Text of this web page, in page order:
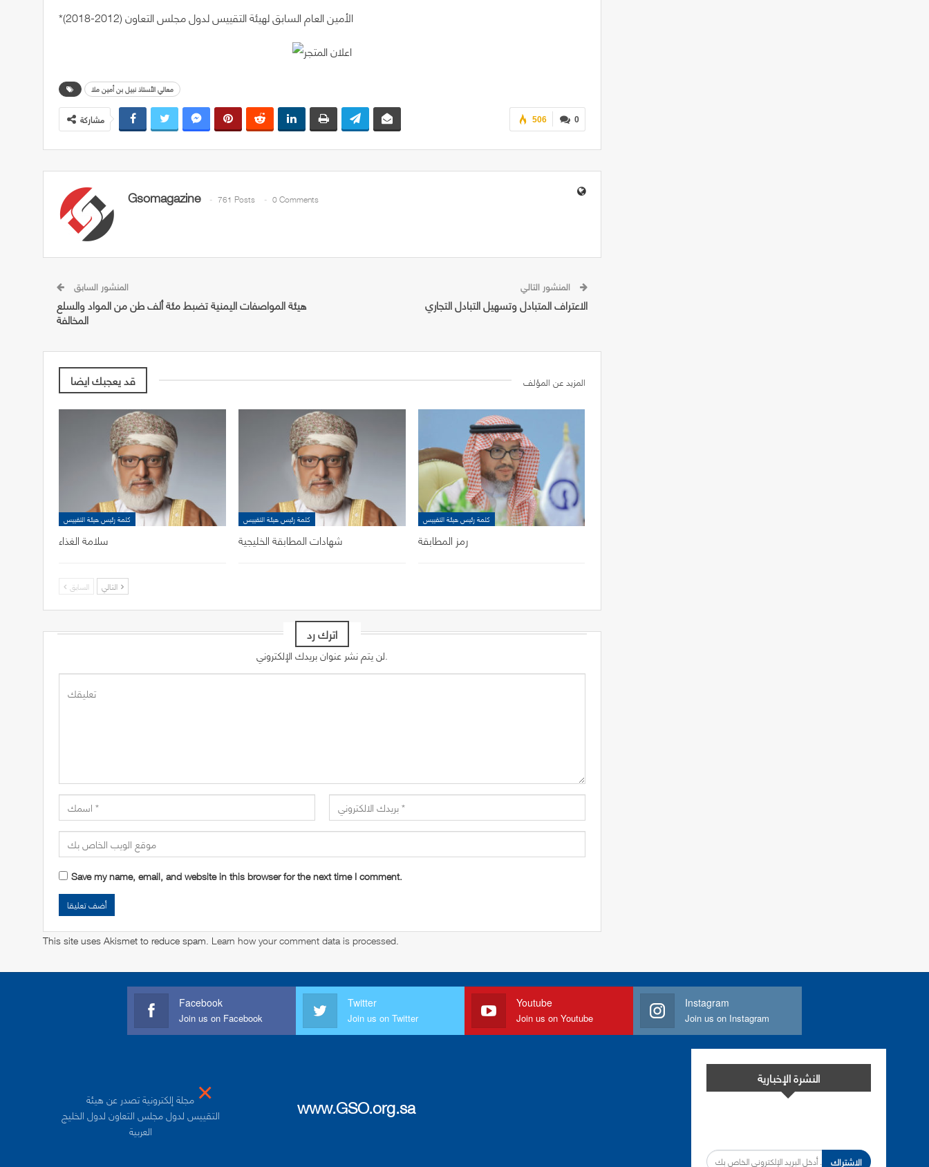
*الأمين العام السابق لهيئة التقييس لدول مجلس التعاون (2012-2018)
معالي الأستاذ نبيل بن أمين ملا
0
506 مشاركة
Gsomagazine 761 Posts 0 Comments
المنشور السابق
هيئة المواصفات اليمنية تضبط مئة ألف طن من المواد والسلع
المخالفة
المنشور التالي
الاعتراف المتبادل وتسهيل التبادل التجاري
قد يعجبك ايضا المزيد عن المؤلف
كلمة رئيس هيئة التقييس
سلامة الغذاء
كلمة رئيس هيئة التقييس
شهادات المطابقة الخليجية
كلمة رئيس هيئة التقييس
رمز المطابقة
السابق
اترك رد
لن يتم نشر عنوان بريدك الإلكتروني.
Save my name, email, and website in this browser for the next time I comment.
This site uses Akismet to reduce spam. Learn how your comment data is processed.
Facebook
Join us on Facebook
Twitter
Join us on Twitter
Youtube
Join us on Youtube
Instagram
Join us on Instagram
مجلة إلكترونية تصدر عن هيئة
التقييس لدول مجلس التعاون لدول الخليج
العربية
www.GSO.org.sa
النشرة الإخبارية
الاشتراك
×